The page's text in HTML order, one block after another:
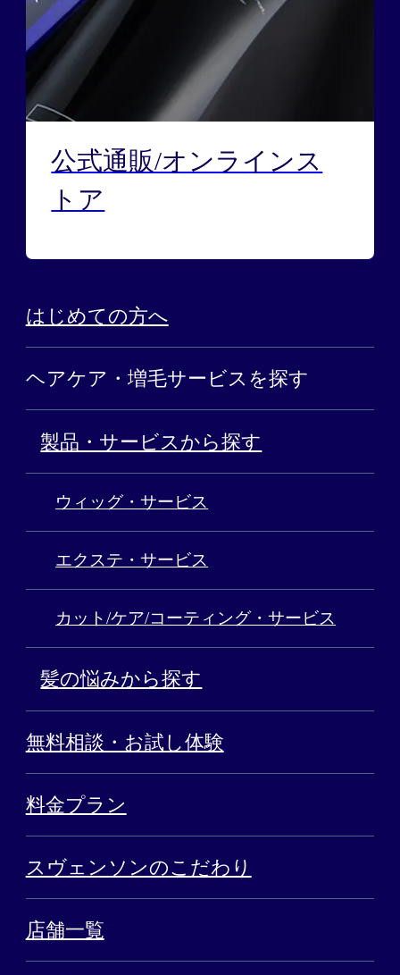
公式通販/オンラインス
トア
はじめての方へ
ヘアケア・増毛サービスを探す
製品・サービスから探す
ウィッグ・サービス
エクステ・サービス
カット/ケア/コーティング・サービス
髪の悩みから探す
無料相談・お試し体験
料金プラン
スヴェンソンのこだわり
店舗一覧